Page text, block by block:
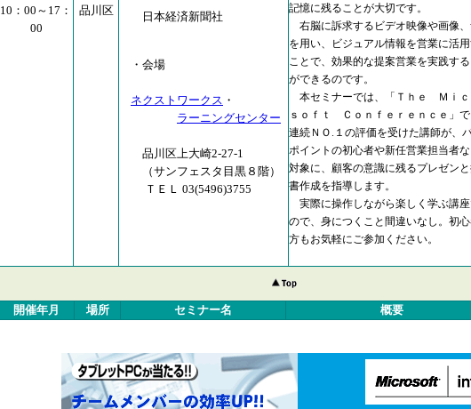
10：00～17：
00
品川区 日本経済新聞社
・会場
ネクストワークス ・
ラーニングセンター
品川区上大崎2-27-1
（サンフェスタ目黒８階）
ＴＥＬ 03(5496)3755
記憶に残ることが大切です。
右脳に訴求するビデオ映像や画像
を用い、ビジュアル情報を営業に活
ことで、効果的な提案営業を実践する
ができるのです。
本セミナーでは、「Ｔｈｅ Ｍｉｃ
ｓｏｆｔ Ｃｏｎｆｅｒｅｎｃｅ」で
連続ＮＯ.１の評価を受けた講師が、
ポイントの初心者や新任営業担当者
対象に、顧客の意識に残るプレゼン
書作成を指導します。
実際に操作しながら楽しく学ぶ講
ので、身につくこと間違いなし。初
方もお気軽にご参加ください。
開催年月 場所 セミナー名 概要